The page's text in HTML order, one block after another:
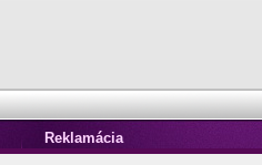
Reklamácia